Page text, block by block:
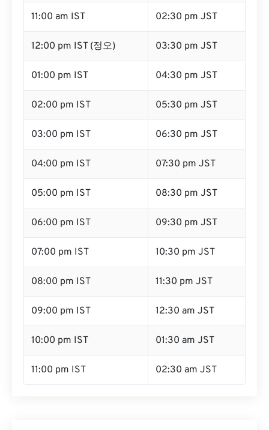
11:00 am IST 02:30 pm JST
12:00 pm IST (정오) 03:30 pm JST
01:00 pm IST 04:30 pm JST
02:00 pm IST 05:30 pm JST
03:00 pm IST 06:30 pm JST
04:00 pm IST 07:30 pm JST
05:00 pm IST 08:30 pm JST
06:00 pm IST 09:30 pm JST
07:00 pm IST 10:30 pm JST
08:00 pm IST 11:30 pm JST
09:00 pm IST 12:30 am JST
10:00 pm IST 01:30 am JST
11:00 pm IST 02:30 am JST